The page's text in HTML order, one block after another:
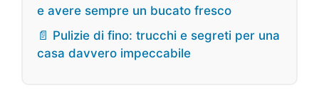
e avere sempre un bucato fresco
📄 Pulizie di fino: trucchi e segreti per una
casa davvero impeccabile